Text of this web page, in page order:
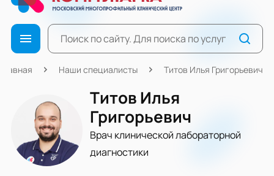
Главная Наши специалисты Титов Илья Григорьевич
Титов Илья
Григорьевич
Врач клинической лабораторной
диагностики